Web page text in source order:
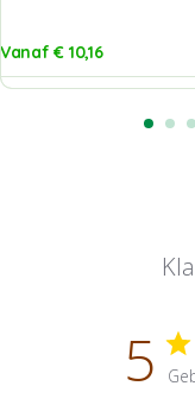
Vanaf€ 10,16
5